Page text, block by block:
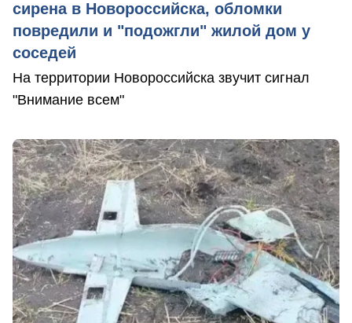
сирена в Новороссийска, обломки
повредили и "подожгли" жилой дом у
соседей
На территории Новороссийска звучит сигнал
"Внимание всем"